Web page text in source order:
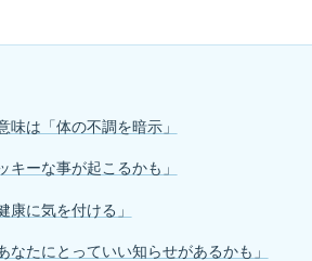
味は「体の不調を暗示」
キーな事が起こるかも」
康に気を付ける」
なたにとっていい知らせがあるかも」